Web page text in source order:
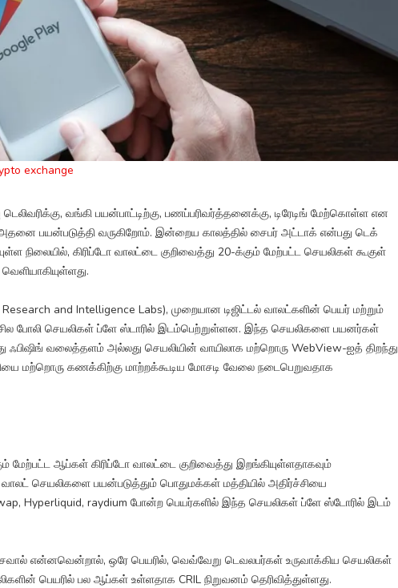
exchange
வங்கி பயன்பாட்டிற்கு, பணப்பரிவர்த்தனைக்கு, டிரேடிங் மேற்கொள்ள என
அதனை பயன்படுத்தி வருகிறோம். இன்றைய காலத்தில் சைபர் அட்டாக் என்பது டெக்
நிலையில், கிரிப்டோ வாலட்டை குறிவைத்து 20-க்கும் மேற்பட்ட செயலிகள் கூகுள்
Research and Intelligence Labs), முறையான டிஜிட்டல் வாலட்களின் பெயர் மற்றும்
போலி செயலிகள் ப்ளே ஸ்டாரில் இடம்பெற்றுள்ளன. இந்த செயலிகளை பயனர்கள்
ஃபிஷிங் வலைத்தளம் அல்லது செயலியின் வாயிலாக மற்றொரு WebView-ஐத் திறந்து
மற்றொரு கணக்கிற்கு மாற்றக்கூடிய மோசடி வேலை நடைபெறுவதாக
மேற்பட்ட ஆப்கள் கிரிப்டோ வாலட்டை குறிவைத்து இறங்கியுள்ளதாகவும்
வாலட் செயலிகளை பயன்படுத்தும் பொதுமக்கள் மத்தியில் அதிர்ச்சியை
Hyperliquid, raydium போன்ற பெயர்களில் இந்த செயலிகள் ப்ளே ஸ்டோரில் இடம்
என்னவென்றால், ஒரே பெயரில், வெவ்வேறு டெவலபர்கள் உருவாக்கிய செயலிகள்
பெயரில் பல ஆப்கள் உள்ளதாக CRIL நிறுவனம் தெரிவித்துள்ளது.